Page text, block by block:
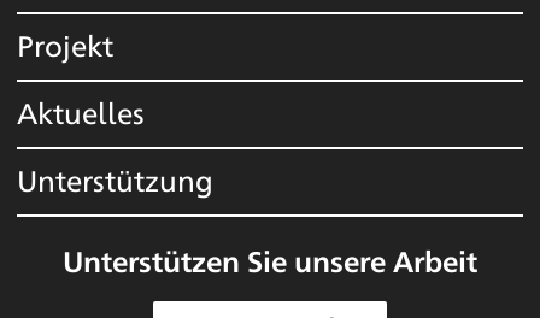
Projekt
Aktuelles
Unterstützung
Unterstützen Sie unsere Arbeit